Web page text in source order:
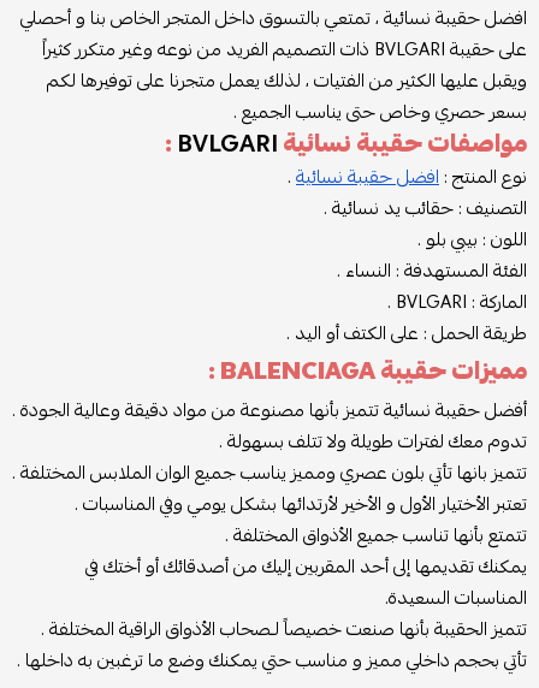
افضل حقيبة نسائية ، تمتعي بالتسوق داخل المتجر الخاص بنا و أحصلي
على حقيبةBVLGARI ذات التصميم الفريد من نوعه وغير متكرر كثيراً
ويقبل عليها الكثير من الفتيات ، لذلك يعمل متجرنا على توفيرها لكم
بسعر حصري وخاص حتى يناسب الجميع .
مواصفات حقيبة نسائيةBVLGARI
:
نوع المنتج :افضل حقيبة نسائية.
التصنيف : حقائب يد نسائية .
اللون : بيبي بلو .
الفئة المستهدفة : النساء .
الماركة : BVLGARI
.
طريقة الحمل : على الكتف أو اليد .
مميزات حقيبة BALENCIAGA :
أفضل حقيبة نسائية تتميز بأنها مصنوعة من مواد دقيقة وعالية الجودة .
تدوم معك لفترات طويلة ولا تتلف بسهولة .
تتميز بانها تأتي بلون عصري ومميز يناسب جميع الوان الملابس المختلفة .
تعتبر الأختيار الأول و الأخير لأرتدائها بشكل يومي وفي المناسبات .
تتمتع بأنها تناسب جميع الأذواق المختلفة .
يمكنك تقديمها إلى أحد المقربين إليك من أصدقائك أو أختك في
المناسبات السعيدة.
تتميز الحقيبة بأنها صنعت خصيصاً لـصحاب الأذواق الراقية المختلفة .
تأتي بحجم داخلي مميز و مناسب حتي يمكنك وضع ما ترغبين به داخلها .